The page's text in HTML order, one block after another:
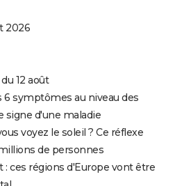
2026
12 août
6 symptômes au niveau des
signe d'une maladie
voyez le soleil ? Ce réflexe
de personnes
: ces régions d'Europe vont être